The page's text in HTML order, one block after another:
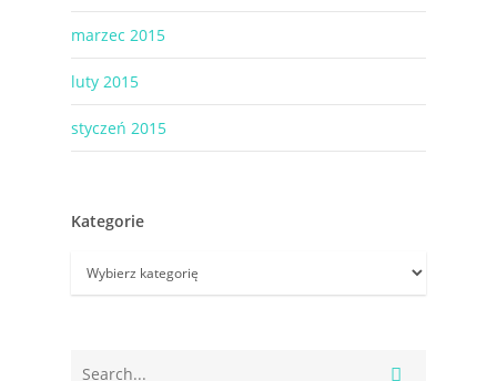
marzec 2015
luty 2015
styczeń 2015
Kategorie
Kategorie